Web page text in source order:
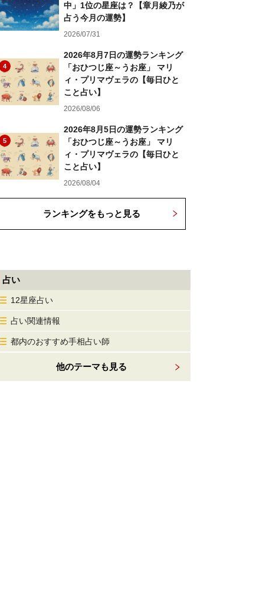
中」1位の星座は？【章月綾乃が
占う今月の運勢】
2026/07/31
4
2026年8月7日の運勢ランキング
「おひつじ座～うお座」 マリ
ィ・プリマヴェラの【毎日ひと
こと占い】
2026/08/06
5
2026年8月5日の運勢ランキング
「おひつじ座～うお座」 マリ
ィ・プリマヴェラの【毎日ひと
こと占い】
2026/08/04
ランキングをもっと見る
占い
12星座占い
占い関連情報
都内のおすすめ手相占い師
他のテーマも見る